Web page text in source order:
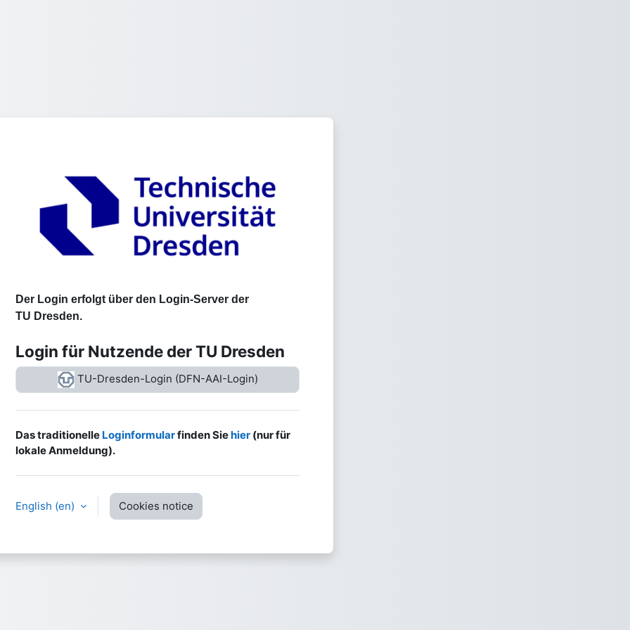
Der Login erfolgt über den Login-Server der
TU Dresden.
Login für Nutzende der TU Dresden
TU-Dresden-Login (DFN-AAI-Login)
Das traditionelle Loginformularfinden Siehier (nur für
lokale Anmeldung).
English ‎(en)‎ Cookies notice